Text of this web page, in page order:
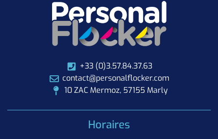
+33 (0)3.57.84.37.63
contact@personalflocker.com
10 ZAC Mermoz, 57155 Marly
Horaires